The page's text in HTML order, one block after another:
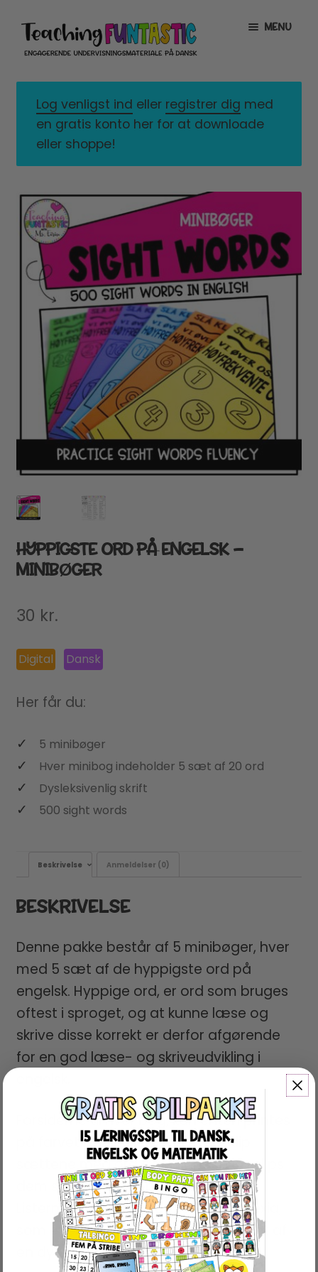
Spring
navigation
Spring
indhold
MENU
EXPAND
CHILD
MENU
MIN KONTO
GRATISMATERIALE
CHILD
MENU
LICENSER
EXPAND
CHILD
MENU
FONTE
Log venligst ind eller registrer dig med
en gratis konto her for at downloade
eller shoppe!
HYPPIGSTE ORD PÅ ENGELSK –
MINIBØGER
30 kr.
Digital Dansk
Her får du:
5 minibøger
Hver minibog indeholder 5 sæt af 20 ord
Dysleksivenlig skrift
500 sight words
Beskrivelse Anmeldelser (0)
BESKRIVELSE
Denne pakke består af 5 minibøger, hver
med 5 sæt af de hyppigste ord på
engelsk. Hyppige ord, er ord som bruges
oftest i sproget, og at kunne læse og
skrive disse korrekt er derfor afgørende
for en god læse- og skriveudvikling i
Forsiderne til hver bog, kan enten printes
på farvet papir eller i sort/hvid. Klip
sættene med ord fra hinanden og clips
dem sammen i toppen; fiks færdig!
Listerne er skrevet med fonten Dyslexia,
som er en dysleksivenlig font, udviklet af
en dyslektiker.